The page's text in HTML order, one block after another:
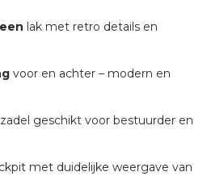
lak met retro details en
voor en achter – modern en
geschikt voor bestuurder en
met duidelijke weergave van